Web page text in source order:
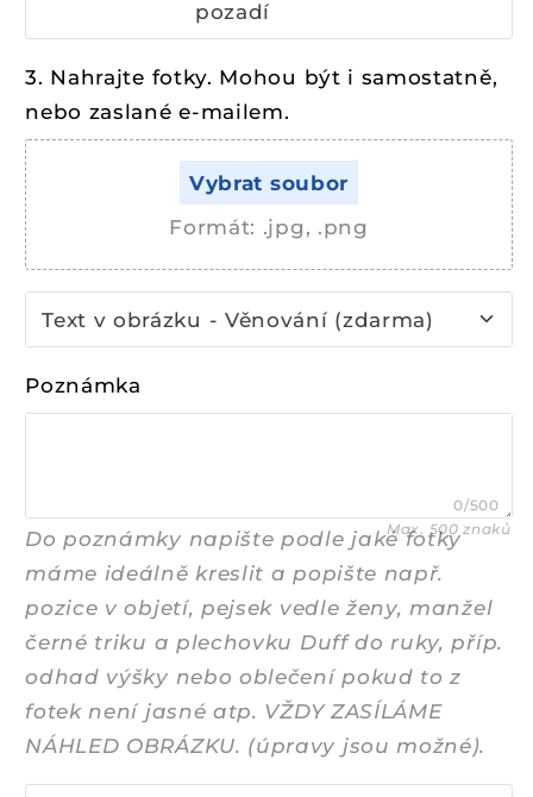
pozadí
3. Nahrajte fotky. Mohou být i samostatně,
nebo zaslané e-mailem.
Vybrat soubor
Formát: .jpg, .png
Text v obrázku - Věnování (zdarma)
Poznámka
0/500
Max. 500 znaků
Do poznámky napište podle jaké fotky
máme ideálně kreslit a popište např.
pozice v objetí, pejsek vedle ženy, manžel
černé triku a plechovku Duff do ruky, příp.
odhad výšky nebo oblečení pokud to z
fotek není jasné atp. VŽDY ZASÍLÁME
NÁHLED OBRÁZKU. (úpravy jsou možné).